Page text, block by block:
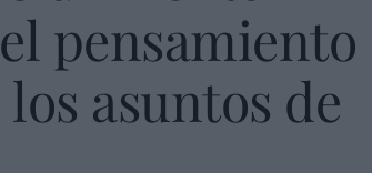
pensamiento
asuntos de